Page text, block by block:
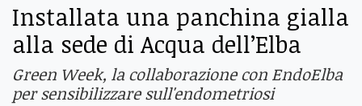
Installata una panchina gialla
alla sede di Acqua dell’Elba
Green Week, la collaborazione con EndoElba
per sensibilizzare sull'endometriosi